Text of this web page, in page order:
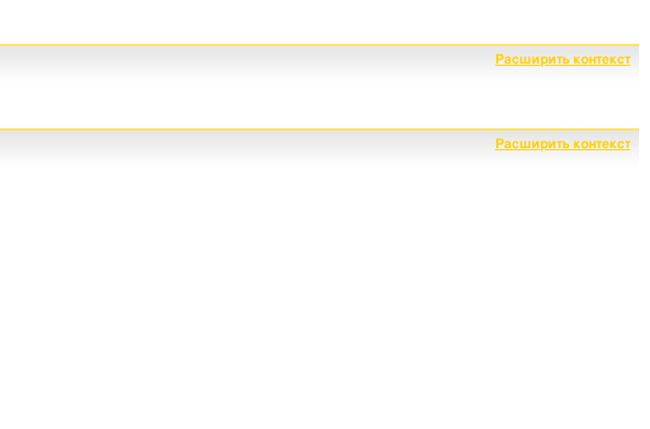
Расширить контекст
Расширить контекст